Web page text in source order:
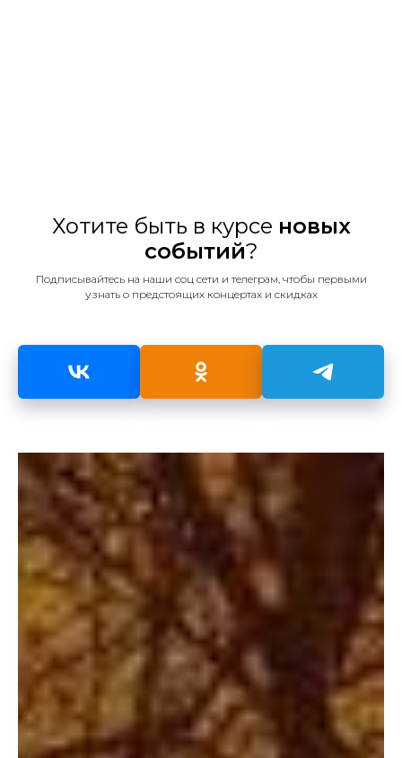
Хотите быть в курсе новых
событий?
Подписывайтесь на наши соц сети и телеграм, чтобы первыми
узнать о предстоящих концертах и скидках